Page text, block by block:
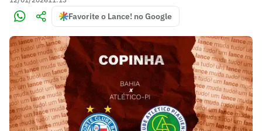
Favorite o Lance! no Google